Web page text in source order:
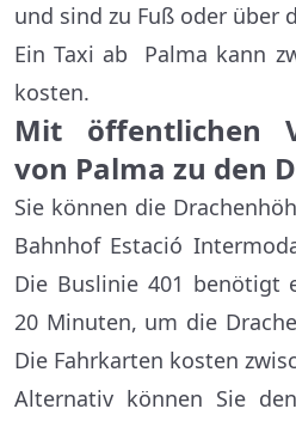
und sind zu Fuß oder über
Ein Taxi ab Palma kann
kosten.
Mit öffentlichen
von Palma zu den
Sie können die
Bahnhof Estació
Die Buslinie 401 benötigt
20 Minuten, um die
Die Fahrkarten kosten
Alternativ können Sie